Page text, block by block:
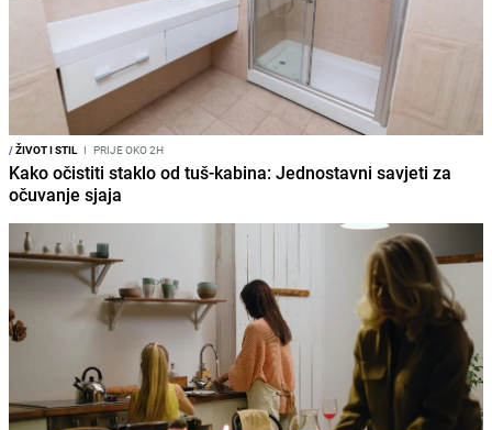
/ŽIVOT I STIL I PRIJE OKO 2H
Kako očistiti staklo od tuš-kabina: Jednostavni savjeti za
očuvanje sjaja